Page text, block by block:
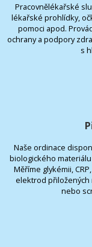
Pracovnělékařské
lékařské prohlídky,
pomoci apod.
ochrany a podpory
s
Naše ordinace
biologického
Měříme glykémii,
elektrod přiložených
nebo